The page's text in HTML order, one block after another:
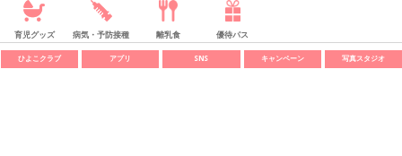
育児グッズ 病気・予防接種 離乳食 優待パス
ひよこクラブ アプリ SNS キャンペーン 写真スタジオ